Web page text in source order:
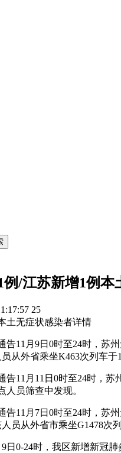
/江苏新增1例本
25
土无症状感染者详情
告11月9日0时至24时，
从外省乘坐K463次列车
告11月11日0时至24时，
人员筛查中发现。
告11月7日0时至24时，
员从外省市乘坐G1478次
日0-24时，我区新增新冠